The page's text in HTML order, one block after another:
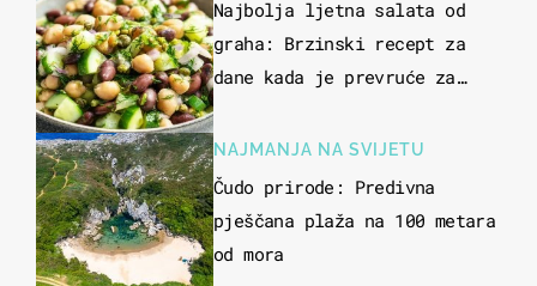
Najbolja ljetna salata od
graha: Brzinski recept za
dane kada je prevruće za
NAJMANJA NA SVIJETU
Čudo prirode: Predivna
pješčana plaža na 100 metara
od mora